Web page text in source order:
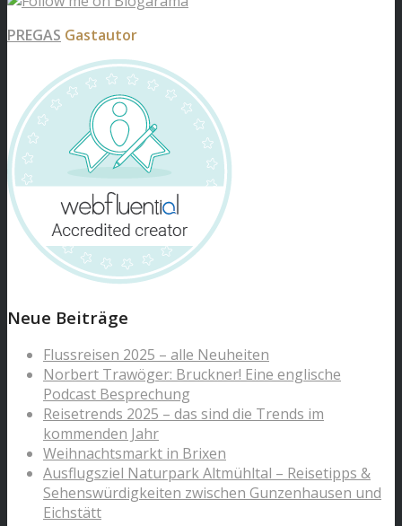
PREGAS Gastautor
Neue Beiträge
Flussreisen 2025 – alle Neuheiten
Norbert Trawöger: Bruckner! Eine englische
Podcast Besprechung
Reisetrends 2025 – das sind die Trends im
kommenden Jahr
Weihnachtsmarkt in Brixen
Ausflugsziel Naturpark Altmühltal – Reisetipps &
Sehenswürdigkeiten zwischen Gunzenhausen und
Eichstätt